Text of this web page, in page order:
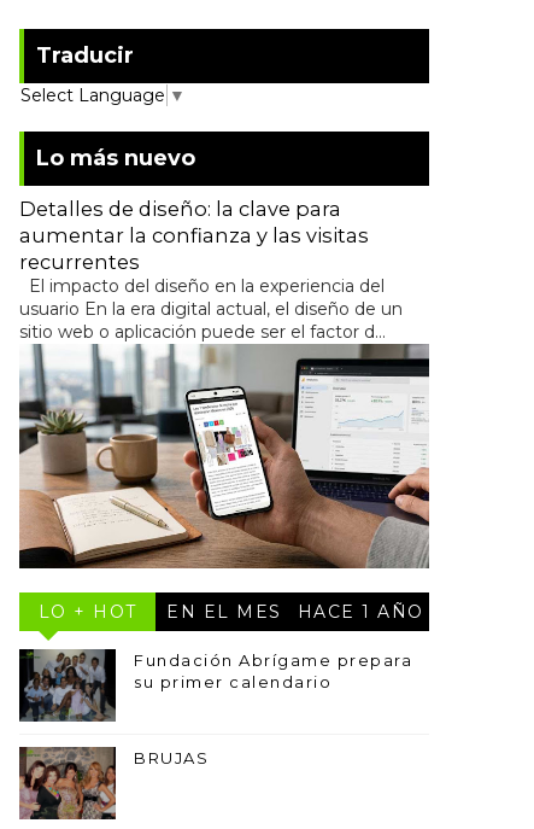
Traducir
Select Language ▼
Lo más nuevo
Detalles de diseño: la clave para
aumentar la confianza y las visitas
recurrentes
El impacto del diseño en la experiencia del
usuario En la era digital actual, el diseño de un
sitio web o aplicación puede ser el factor d...
LO + HOT EN EL MES HACE 1 AÑO
Fundación Abrígame prepara
su primer calendario
BRUJAS